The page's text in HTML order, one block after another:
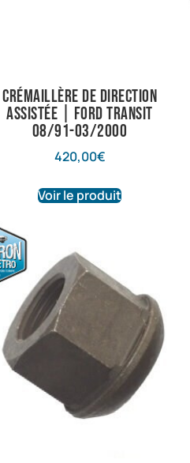
Crémaillère de direction
assistée | Ford Transit
08/91-03/2000
420,00€
Voir le produit